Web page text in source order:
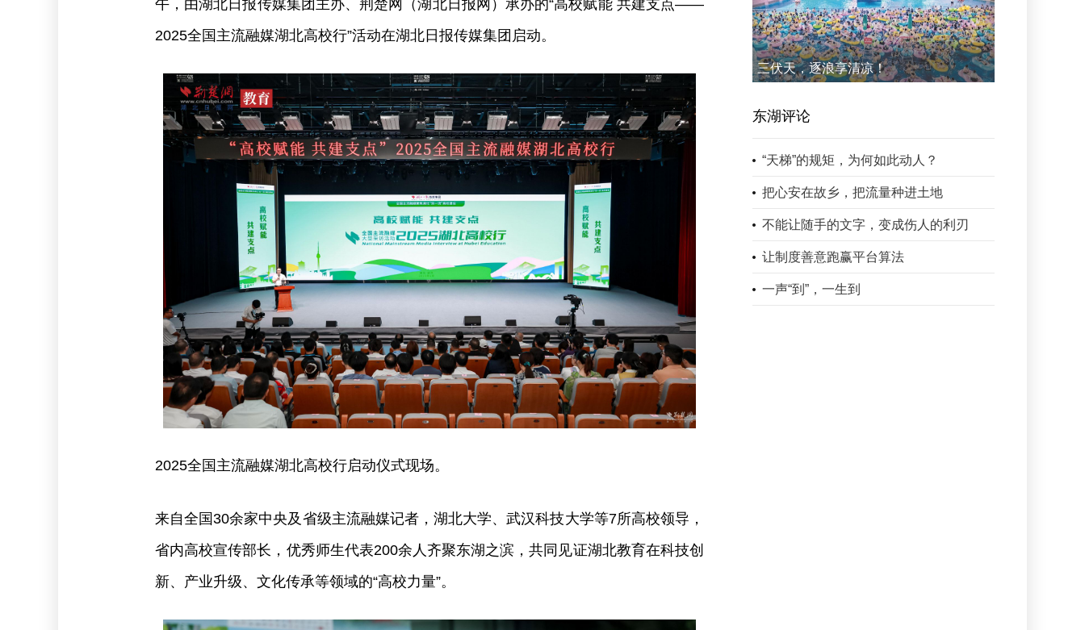
午，由湖北日报传媒集团主办、荆楚网（湖北日报网）承办的“高校赋能 共建支点——
2025全国主流融媒湖北高校行”活动在湖北日报传媒集团启动。
2025全国主流融媒湖北高校行启动仪式现场。
来自全国30余家中央及省级主流融媒记者，湖北大学、武汉科技大学等7所高校领导，
省内高校宣传部长，优秀师生代表200余人齐聚东湖之滨，共同见证湖北教育在科技创
新、产业升级、文化传承等领域的“高校力量”。
三伏天，逐浪享清凉！
东湖评论
“天梯”的规矩，为何如此动人？
把心安在故乡，把流量种进土地
不能让随手的文字，变成伤人的利刃
让制度善意跑赢平台算法
一声“到”，一生到